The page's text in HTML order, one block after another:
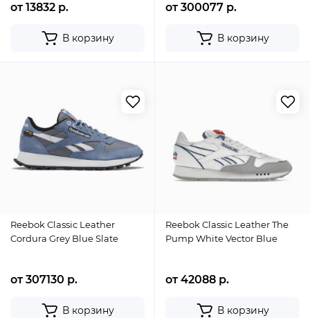
от 13832 р.
В корзину
от 300077 р.
В корзину
Reebok Classic Leather
Cordura Grey Blue Slate
от 307130 р.
В корзину
Reebok Classic Leather The
Pump White Vector Blue
от 42088 р.
В корзину